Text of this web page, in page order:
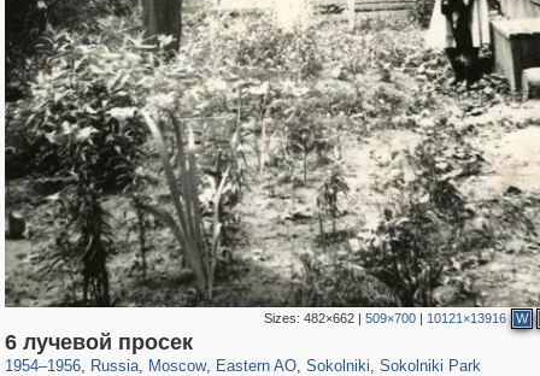
Sizes:482×662 |509×700 | 10121×13916 W
6 лучевой просек
1954–1956, Russia
1,406,257
, Moscow
319,779 8,286
, Eastern AO
20,925
, Sokolniki, Sokolniki Park